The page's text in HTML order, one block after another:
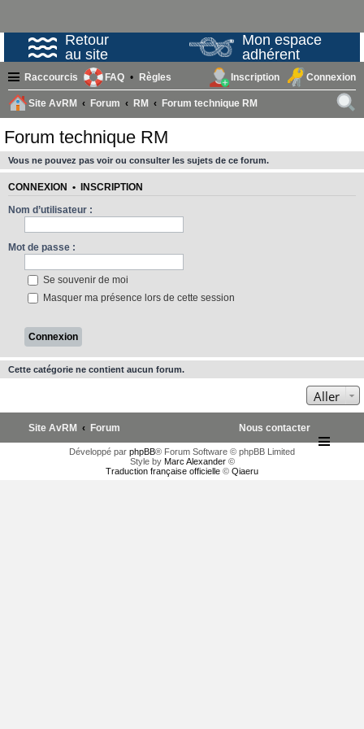
Retour
au site
Mon espace
adhérent
Raccourcis FAQ Règles Connexion
Inscription
Site AvRM Forum RM
Forum technique RM
her
Forum technique RM
Vous ne pouvez pas voir ou consulter les sujets de ce forum.
CONNEXION • INSCRIPTION
Nom d’utilisateur :
Mot de passe :
Se souvenir de moi
Masquer ma présence lors de cette session
Cette catégorie ne contient aucun forum.
Aller
Site AvRM Forum Nous contacter
Développé par phpBB® Forum Software © phpBB Limited
Style by Marc Alexander©
Traduction française officielle © Qiaeru